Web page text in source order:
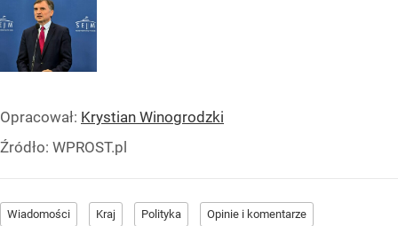
Opracował: Krystian Winogrodzki
Źródło: WPROST.pl
Wiadomości Kraj Polityka Opinie i komentarze